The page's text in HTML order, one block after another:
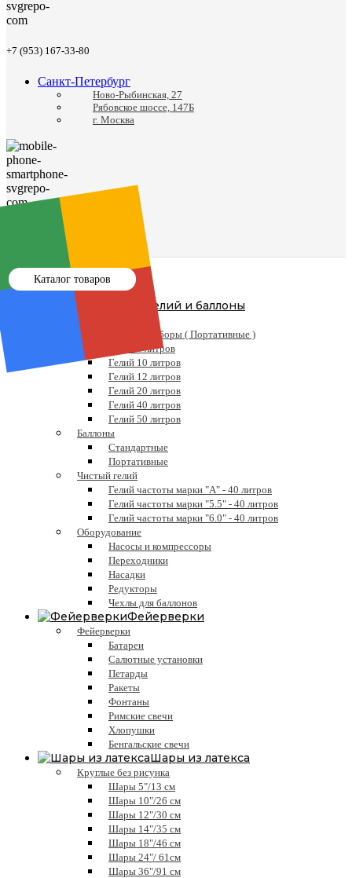
+7 (953) 167-33-80
Санкт-Петербург
Ново-Рыбинская, 27
Рябовское шоссе, 147Б
г. Москва
8 (812) 988-24-41
Каталог товаров
Гелий и баллоны
Гелий
Готовые наборы ( Портативные )
Гелий 5 литров
Гелий 10 литров
Гелий 12 литров
Гелий 20 литров
Гелий 40 литров
Гелий 50 литров
Баллоны
Стандартные
Портативные
Чистый гелий
Гелий частоты марки "А" - 40 литров
Гелий частоты марки "5.5" - 40 литров
Гелий частоты марки "6.0" - 40 литров
Оборудование
Насосы и компрессоры
Переходники
Насадки
Редукторы
Чехлы для баллонов
Фейерверки
Фейерверки
Батареи
Салютные установки
Петарды
Ракеты
Фонтаны
Римские свечи
Хлопушки
Бенгальские свечи
Шары из латекса
Круглые без рисунка
Шары 5"/13 см
Шары 10"/26 см
Шары 12"/30 см
Шары 14"/35 см
Шары 18"/46 см
Шары 24"/ 61см
Шары 36"/91 см